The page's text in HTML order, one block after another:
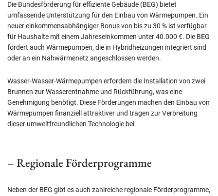
Die Bundesförderung für effiziente Gebäude (BEG) bietet
umfassende Unterstützung für den Einbau von Wärmepumpen. Ein
neuer einkommensabhängiger Bonus von bis zu 30 % ist verfügbar
für Haushalte mit einem Jahreseinkommen unter 40.000 €. Die BEG
fördert auch Wärmepumpen, die in Hybridheizungen integriert sind
oder an ein Nahwärmenetz angeschlossen werden.
Wasser-Wasser-Wärmepumpen erfordern die Installation von zwei
Brunnen zur Wasserentnahme und Rückführung, was eine
Genehmigung benötigt. Diese Förderungen machen den Einbau von
Wärmepumpen finanziell attraktiver und tragen zur Verbreitung
dieser umweltfreundlichen Technologie bei.
– Regionale Förderprogramme
Neben der BEG gibt es auch zahlreiche regionale Förderprogramme,